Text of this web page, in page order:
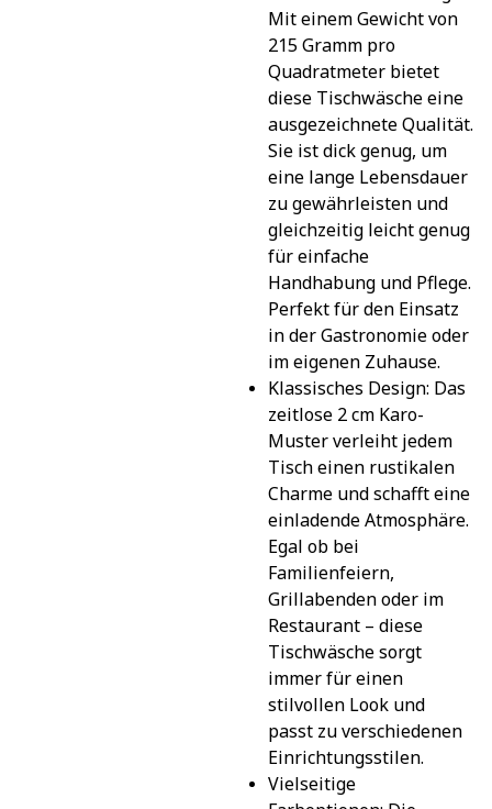
Mit einem Gewicht von
215 Gramm pro
Quadratmeter bietet
diese Tischwäsche eine
ausgezeichnete Qualität.
Sie ist dick genug, um
eine lange Lebensdauer
zu gewährleisten und
gleichzeitig leicht genug
für einfache
Handhabung und Pflege.
Perfekt für den Einsatz
in der Gastronomie oder
im eigenen Zuhause.
Klassisches Design: Das
zeitlose 2 cm Karo-
Muster verleiht jedem
Tisch einen rustikalen
Charme und schafft eine
einladende Atmosphäre.
Egal ob bei
Familienfeiern,
Grillabenden oder im
Restaurant – diese
Tischwäsche sorgt
immer für einen
stilvollen Look und
passt zu verschiedenen
Einrichtungsstilen.
Vielseitige